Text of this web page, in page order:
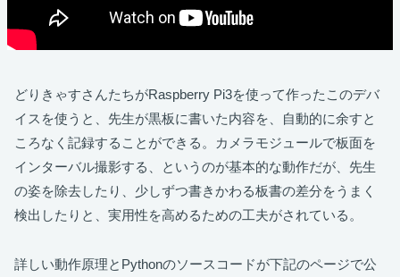
どりきゃすさんたちがRaspberry Pi3を使って作ったこのデバ
イスを使うと、先生が黒板に書いた内容を、自動的に余すと
ころなく記録することができる。カメラモジュールで板面を
インターバル撮影する、というのが基本的な動作だが、先生
の姿を除去したり、少しずつ書きかわる板書の差分をうまく
検出したりと、実用性を高めるための工夫がされている。
詳しい動作原理とPythonのソースコードが下記のページで公